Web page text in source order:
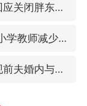
于东来回应关闭胖东来生活广场店
2025年小学教师减少13.19万
女子发现前夫婚内与第三者育子